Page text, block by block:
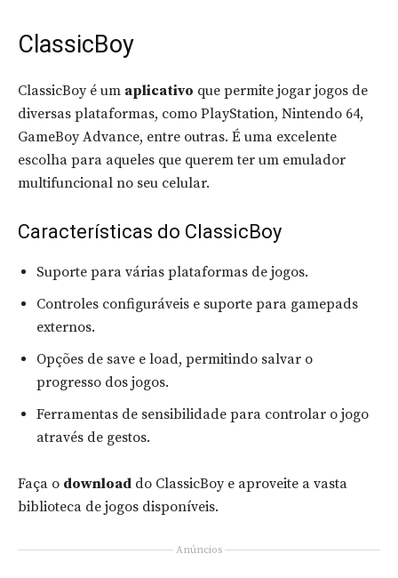
ClassicBoy
ClassicBoy é um aplicativo que permite jogar jogos de
diversas plataformas, como PlayStation, Nintendo 64,
GameBoy Advance, entre outras. É uma excelente
escolha para aqueles que querem ter um emulador
multifuncional no seu celular.
Características do ClassicBoy
Suporte para várias plataformas de jogos.
Controles configuráveis e suporte para gamepads
externos.
Opções de save e load, permitindo salvar o
progresso dos jogos.
Ferramentas de sensibilidade para controlar o jogo
através de gestos.
Faça o download do ClassicBoy e aproveite a vasta
biblioteca de jogos disponíveis.
Anúncios